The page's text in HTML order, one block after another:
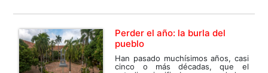
Perder el año: la burla del
pueblo
Han pasado muchísimos años, casi
cinco o más décadas, que el